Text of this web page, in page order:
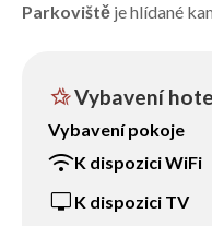
Parkoviště je hlídané
hotel_classVybavení
Vybavení pokoje
wifiK dispozici WiFi
tv K dispozici TV